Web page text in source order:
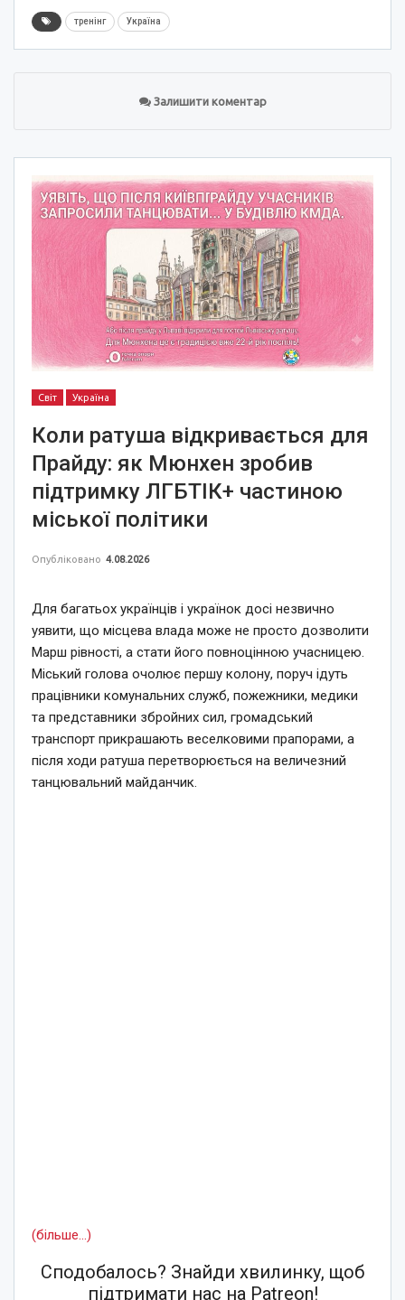
тренінг Україна
Залишити коментар
Світ Україна
Коли ратуша відкривається для
Прайду: як Мюнхен зробив
підтримку ЛГБТІК+ частиною
міської політики
Опубліковано 4.08.2026
Для багатьох українців і українок досі незвично
уявити, що місцева влада може не просто дозволити
Марш рівності, а стати його повноцінною учасницею.
Міський голова очолює першу колону, поруч ідуть
працівники комунальних служб, пожежники, медики
та представники збройних сил, громадський
транспорт прикрашають веселковими прапорами, а
після ходи ратуша перетворюється на величезний
танцювальний майданчик.
(більше…)
Сподобалось? Знайди хвилинку, щоб
підтримати нас на Patreon!